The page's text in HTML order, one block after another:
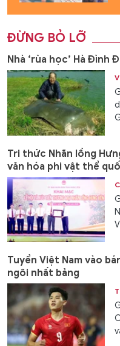
ĐỪNG BỎ LỠ
Nhà ‘rùa học’ Hà Đình
Tri thức Nhãn lồng
văn hóa phi vật thể
Tuyển Việt Nam vào
ngôi nhất bảng